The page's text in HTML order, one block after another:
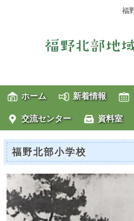
福
ホーム 新着情報
交流センター 資料室
福野北部小学校